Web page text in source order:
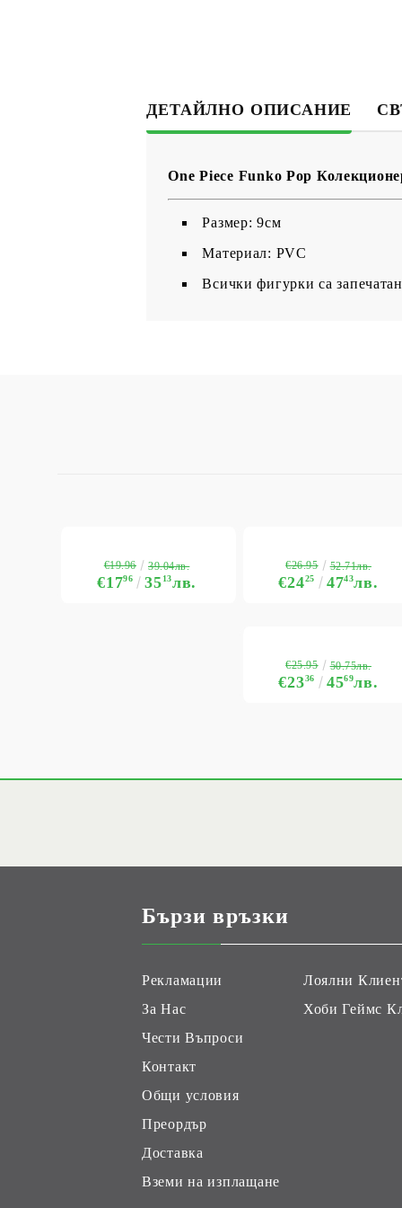
ДЕТАЙЛНО ОПИСАНИЕ
One Piece Funko Pop
Размер: 9см
Материал: PVC
Всички фигурки са
€1796 3513лв.
€19.96 39.04лв.
€2425 4743лв.
€26.95 52.71лв.
€2336 4569лв.
€25.95 50.75лв.
Бързи връзки
Рекламации
За Нас
Чести Въпроси
Контакт
Общи условия
Преордър
Доставка
Вземи на изплащане
Лоялни
Хоби Геймс